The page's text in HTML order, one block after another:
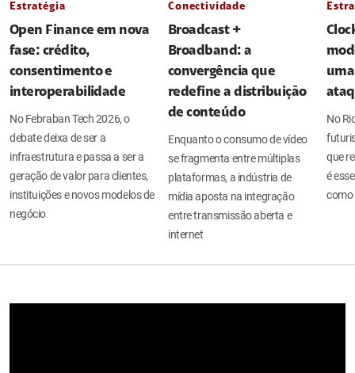
Estratégia
Open Finance em nova
fase: crédito,
consentimento e
interoperabilidade
No Febraban Tech 2026, o
debate deixa de ser a
infraestrutura e passa a ser a
geração de valor para clientes,
instituições e novos modelos de
negócio
Conectividade
Broadcast +
Broadband: a
convergência que
redefine a distribuição
de conteúdo
Enquanto o consumo de vídeo
se fragmenta entre múltiplas
plataformas, a indústria de
mídia aposta na integração
entre transmissão aberta e
internet
No
que
é
como